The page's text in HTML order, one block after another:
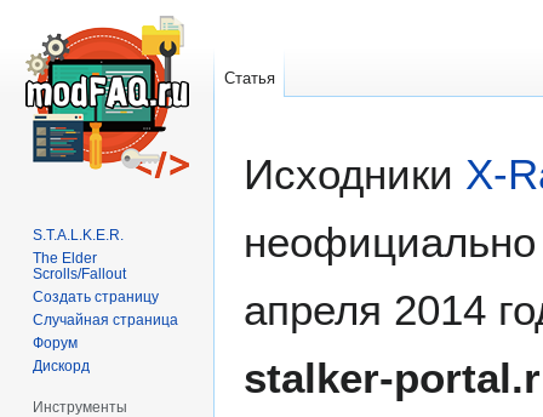
Исходники X-
апреля 2014
stalker-
Статья
S.T.A.L.K.E.R.
The Elder
Scrolls/Fallout
Создать страницу
Случайная страница
Форум
Дискорд
Инструменты